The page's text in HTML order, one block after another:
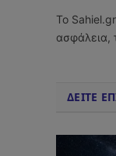
Το
ασφάλεια,
ΔΕΙΤΕ